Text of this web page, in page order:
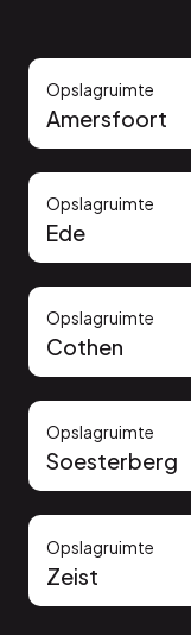
Opslagruimte
Amersfoort
Opslagruimte
Ede
Opslagruimte
Cothen
Opslagruimte
Soesterberg
Opslagruimte
Zeist